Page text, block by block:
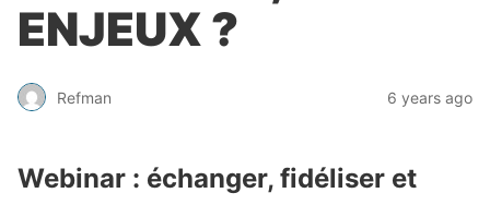
ENJEUX ?
Refman 6 years ago
Webinar : échanger, fidéliser et